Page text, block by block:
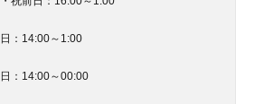
：14:00～1:00
：14:00～00:00